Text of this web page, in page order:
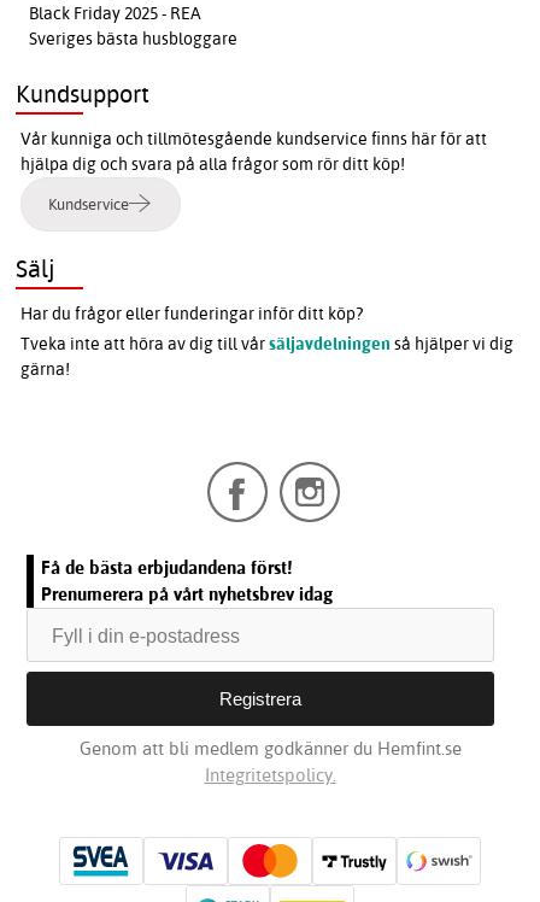
Black Friday 2025 - REA
Sveriges bästa husbloggare
Kundsupport
Vår kunniga och tillmötesgående kundservice finns här för att
hjälpa dig och svara på alla frågor som rör ditt köp!
Kundservice
Sälj
Har du frågor eller funderingar inför ditt köp?
Tveka inte att höra av dig till vårsäljavdelningen så hjälper vi dig
gärna!
Få de bästa erbjudandena först!
Prenumerera på vårt nyhetsbrev idag
Genom att bli medlem godkänner du Hemfint.se
Integritetspolicy.